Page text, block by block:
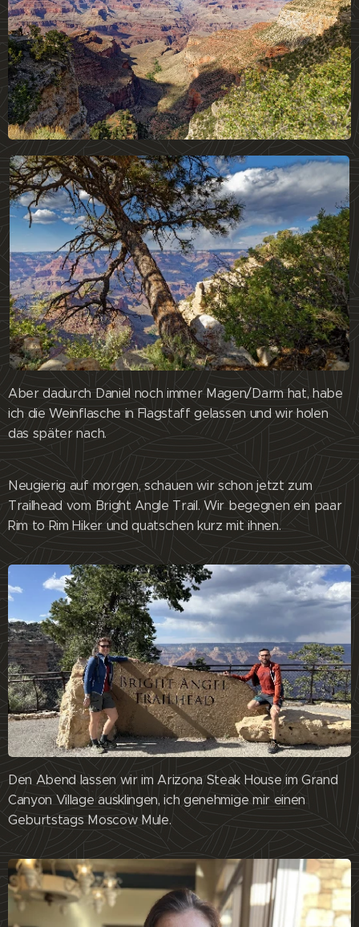
Aber dadurch Daniel noch immer Magen/Darm hat, habe
ich die Weinflasche in Flagstaff gelassen und wir holen
das später nach.
Neugierig auf morgen, schauen wir schon jetzt zum
Trailhead vom Bright Angle Trail. Wir begegnen ein paar
Rim to Rim Hiker und quatschen kurz mit ihnen.
Den Abend lassen wir im Arizona Steak House im Grand
Canyon Village ausklingen, ich genehmige mir einen
Geburtstags Moscow Mule.